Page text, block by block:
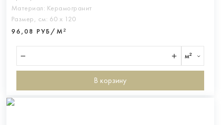
Материал: Керамогранит
Размер, см: 60 х 120
96,08 РУБ/М²
м²
В корзину